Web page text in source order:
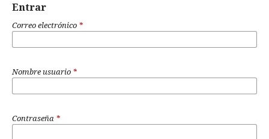
Entrar
Correo electrónico *
Nombre usuario *
Contraseña *